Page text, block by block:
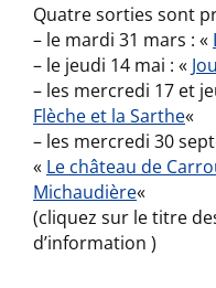
Quatre sorties sont
– le mardi 31 mars : «
– le jeudi 14 mai : «
– les mercredi 17 et
Flèche et la Sarthe«
– les mercredi 30
« Le château de
Michaudière«
(cliquez sur le titre
d’information )